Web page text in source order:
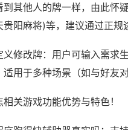
到其他人的牌一样，由此怀
贵阳麻将)等，建议通过正规
义修改牌：用户可输入需求
适用于多种场景（如与好友
相关游戏功能优势与特色！